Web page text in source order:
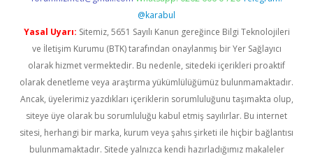
@karabul
Yasal Uyarı: Sitemiz, 5651 Sayılı Kanun gereğince Bilgi Teknolojileri
ve İletişim Kurumu (BTK) tarafından onaylanmış bir Yer Sağlayıcı
olarak hizmet vermektedir. Bu nedenle, sitedeki içerikleri proaktif
olarak denetleme veya araştırma yükümlülüğümüz bulunmamaktadır.
Ancak, üyelerimiz yazdıkları içeriklerin sorumluluğunu taşımakta olup,
siteye üye olarak bu sorumluluğu kabul etmiş sayılırlar. Bu internet
sitesi, herhangi bir marka, kurum veya şahıs şirketi ile hiçbir bağlantısı
bulunmamaktadır. Sitede yalnızca kendi hazırladığımız makaleler